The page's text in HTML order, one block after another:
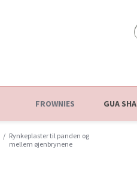
FROWNIES GUA SHA
/ Rynkeplaster til panden og
mellem øjenbrynene